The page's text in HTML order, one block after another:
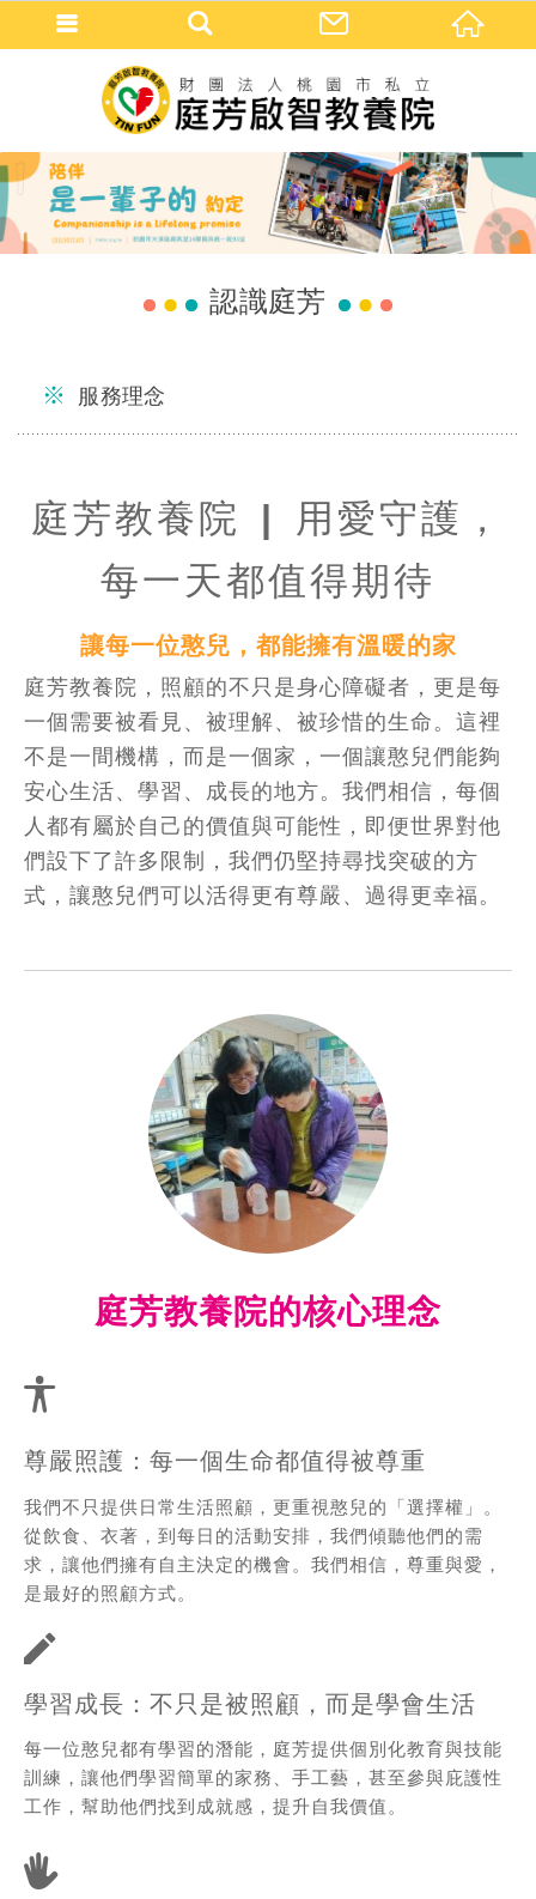
認識庭芳
服務理念
庭芳教養院 | 用愛守護，
每一天都值得期待
讓每一位憨兒，都能擁有溫暖的家
庭芳教養院，照顧的不只是身心障礙者，更是每
一個需要被看見、被理解、被珍惜的生命。這裡
不是一間機構，而是一個家，一個讓憨兒們能夠
安心生活、學習、成長的地方。我們相信，每個
人都有屬於自己的價值與可能性，即便世界對他
們設下了許多限制，我們仍堅持尋找突破的方
式，讓憨兒們可以活得更有尊嚴、過得更幸福。
庭芳教養院的核心理念
尊嚴照護：每一個生命都值得被尊重
我們不只提供日常生活照顧，更重視憨兒的「選擇權」。
從飲食、衣著，到每日的活動安排，我們傾聽他們的需
求，讓他們擁有自主決定的機會。我們相信，尊重與愛，
是最好的照顧方式。
學習成長：不只是被照顧，而是學會生活
每一位憨兒都有學習的潛能，庭芳提供個別化教育與技能
訓練，讓他們學習簡單的家務、手工藝，甚至參與庇護性
工作，幫助他們找到成就感，提升自我價值。